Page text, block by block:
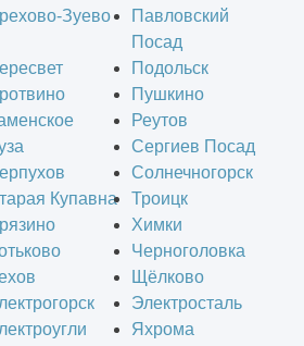
Зуево
Павловский
Посад
Подольск
Пушкино
Реутов
Сергиев Посад
Солнечногорск
Купавна
Троицк
Химки
Черноголовка
Щёлково
Электросталь
Яхрома